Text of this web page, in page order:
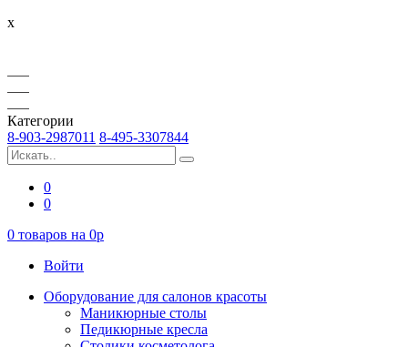
x
Категории
8-903-2987011 8-495-3307844
0
0
0 товаров на 0p
Войти
Оборудование для салонов красоты
Маникюрные столы
Педикюрные кресла